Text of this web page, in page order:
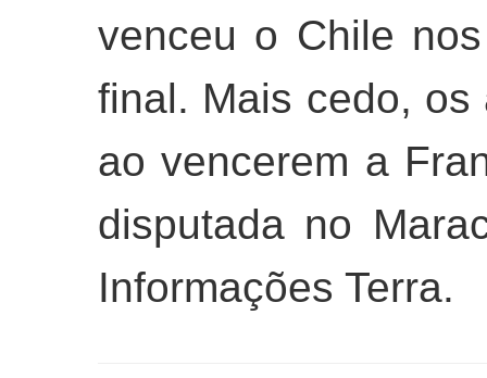
venceu o Chile
final. Mais cedo,
ao vencerem a
disputada no
Informações Terra.